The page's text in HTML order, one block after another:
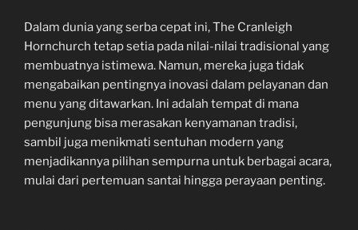
Dalam dunia yang serba cepat ini, The Cranleigh
Hornchurch tetap setia pada nilai-nilai tradisional yang
membuatnya istimewa. Namun, mereka juga tidak
mengabaikan pentingnya inovasi dalam pelayanan dan
menu yang ditawarkan. Ini adalah tempat di mana
pengunjung bisa merasakan kenyamanan tradisi,
sambil juga menikmati sentuhan modern yang
menjadikannya pilihan sempurna untuk berbagai acara,
mulai dari pertemuan santai hingga perayaan penting.